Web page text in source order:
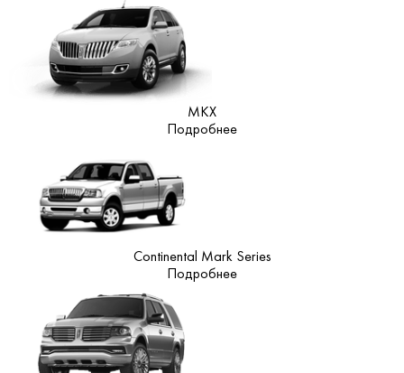
MKX
Подробнее
Continental Mark Series
Подробнее